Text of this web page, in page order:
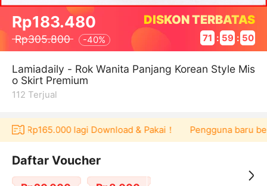
Rp183.480
Rp305.800 -40%
DISKON TERBATAS
71 : 59 : 50
Lamiadaily - Rok Wanita Panjang Korean Style Mis
o Skirt Premium
112 Terjual
Rp165.000 lagi Download & Pakai！ Pengguna baru
Daftar Voucher